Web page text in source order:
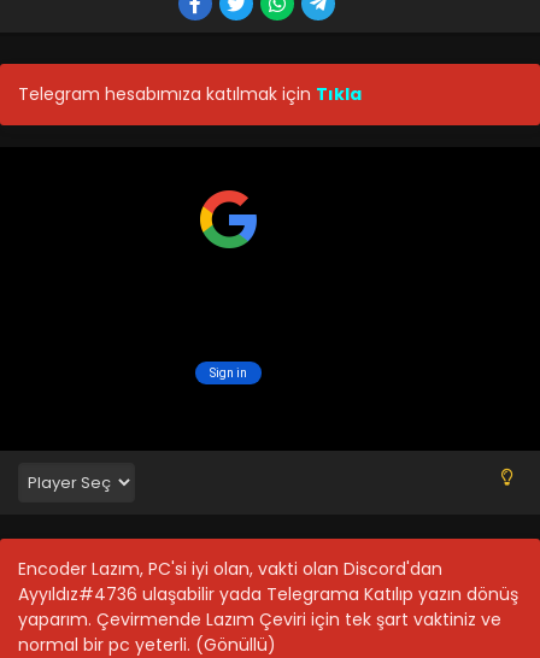
Telegram hesabımıza katılmak için Tıkla
Encoder Lazım, PC'si iyi olan, vakti olan Discord'dan
Ayyıldız#4736 ulaşabilir yada Telegrama Katılıp yazın dönüş
yaparım. Çevirmende Lazım Çeviri için tek şart vaktiniz ve
normal bir pc yeterli. (Gönüllü)